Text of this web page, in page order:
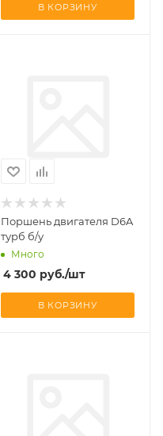
В КОРЗИНУ
Поршень двигателя D6A
турб б/у
Много
4 300 руб./шт
В КОРЗИНУ